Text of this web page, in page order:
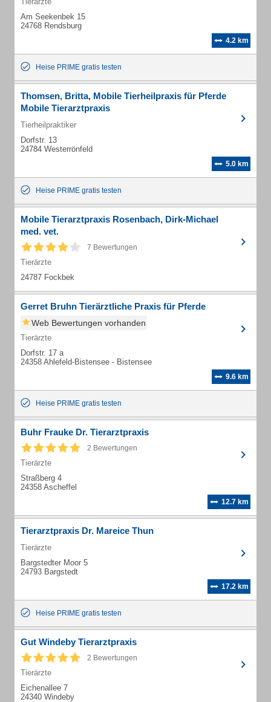
Am Seekenbek 15
24768 Rendsburg
4.2 km
Heise PRIME gratis testen
Thomsen, Britta, Mobile Tierheilpraxis für Pferde
Mobile Tierarztpraxis
Tierheilpraktiker
Dorfstr. 13
24784 Westerrönfeld
5.0 km
Heise PRIME gratis testen
Mobile Tierarztpraxis Rosenbach, Dirk-Michael
med. vet.
7 Bewertungen
Tierärzte
24787 Fockbek
Gerret Bruhn Tierärztliche Praxis für Pferde
Web Bewertungen vorhanden
Tierärzte
Dorfstr. 17 a
24358 Ahlefeld-Bistensee - Bistensee
9.6 km
Heise PRIME gratis testen
Buhr Frauke Dr. Tierarztpraxis
2 Bewertungen
Tierärzte
Straßberg 4
24358 Ascheffel
12.7 km
Tierarztpraxis Dr. Mareice Thun
Tierärzte
Bargstedter Moor 5
24793 Bargstedt
17.2 km
Heise PRIME gratis testen
Gut Windeby Tierarztpraxis
2 Bewertungen
Tierärzte
Eichenallee 7
24340 Windeby